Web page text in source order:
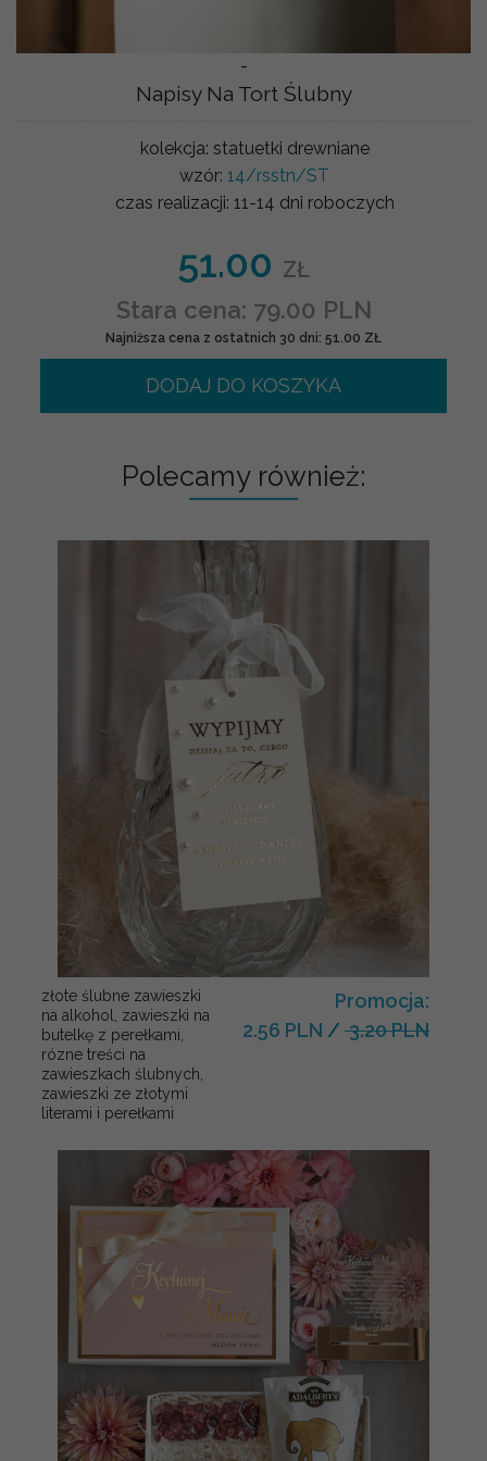
-
Napisy Na Tort Ślubny
kolekcja: statuetki drewniane
wzór: 14/rsstn/ST
czas realizacji: 11-14 dni roboczych
51.00 ZŁ
Stara cena: 79.00 PLN
Najniższa cena z ostatnich 30 dni: 51.00 ZŁ
DODAJ DO KOSZYKA
Polecamy również:
złote ślubne zawieszki
na alkohol, zawieszki na
butelkę z perełkami,
rózne treści na
zawieszkach ślubnych,
zawieszki ze złotymi
literami i perełkami
Promocja:
2.56 PLN / 3.20 PLN